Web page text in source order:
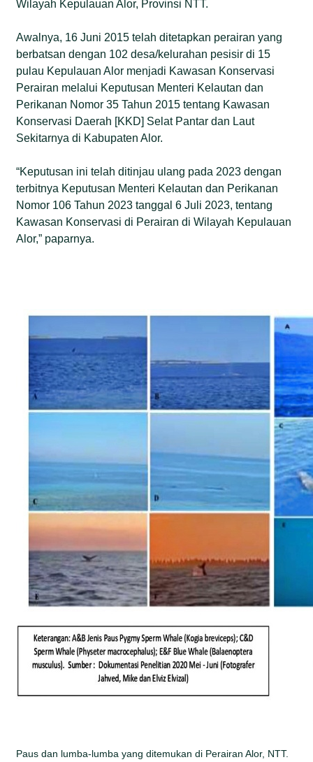
Wilayah Kepulauan Alor, Provinsi NTT.
Awalnya, 16 Juni 2015 telah ditetapkan perairan yang
berbatsan dengan 102 desa/kelurahan pesisir di 15
pulau Kepulauan Alor menjadi Kawasan Konservasi
Perairan melalui Keputusan Menteri Kelautan dan
Perikanan Nomor 35 Tahun 2015 tentang Kawasan
Konservasi Daerah [KKD] Selat Pantar dan Laut
Sekitarnya di Kabupaten Alor.
“Keputusan ini telah ditinjau ulang pada 2023 dengan
terbitnya Keputusan Menteri Kelautan dan Perikanan
Nomor 106 Tahun 2023 tanggal 6 Juli 2023, tentang
Kawasan Konservasi di Perairan di Wilayah Kepulauan
Alor,” paparnya.
Paus dan lumba-lumba yang ditemukan di Perairan Alor, NTT.